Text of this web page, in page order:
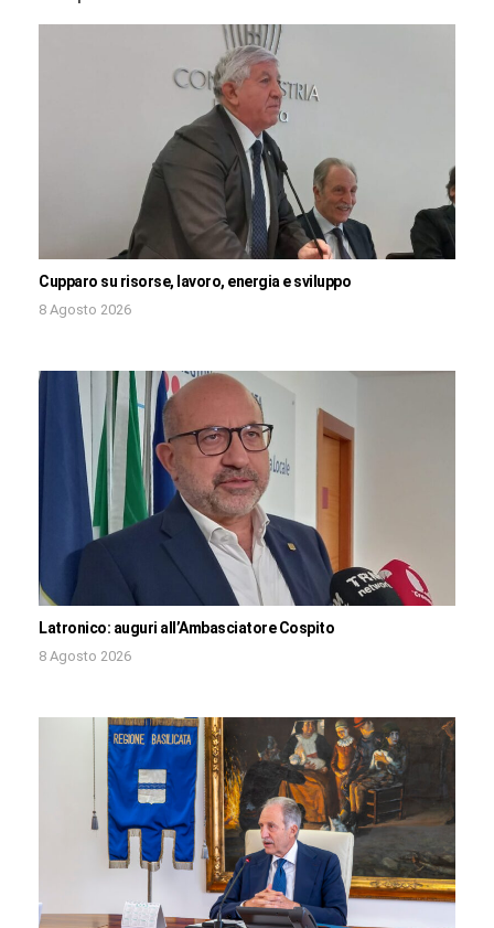
Cupparo su risorse, lavoro, energia e sviluppo
8 Agosto 2026
Latronico: auguri all’Ambasciatore Cospito
8 Agosto 2026